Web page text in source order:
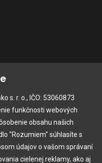
s. r. o., IČO: 53060873
funkčnosti webových
obsahu našich
"Rozumiem" súhlasíte s
údajov o vašom správaní
cielenej reklamy, ako aj